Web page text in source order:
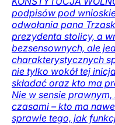
podpisów pod
odwołania pana
prezydenta stolicy, a
bezsensownych, ale
charakterystycznych
nie tylko wokół tej
składać oraz kto ma
Nie w sensie
czasami – kto ma
sprawie tego, jak